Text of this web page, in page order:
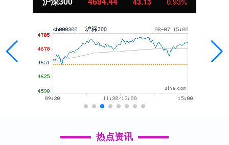
热点资讯